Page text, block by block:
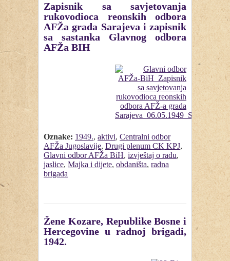
Zapisnik sa savjetovanja
rukovodioca reonskih odbora
AFŽa grada Sarajeva i zapisnik
sa sastanka Glavnog odbora
AFŽa BIH
Oznake: 1949., aktivi, Centralni odbor
AFŽa Jugoslavije, Drugi plenum CK KPJ,
Glavni odbor AFŽa BiH, izvještaj o radu,
jaslice, Majka i dijete, obdaništa, radna
brigada
Žene Kozare, Republike Bosne i
Hercegovine u radnoj brigadi,
1942.